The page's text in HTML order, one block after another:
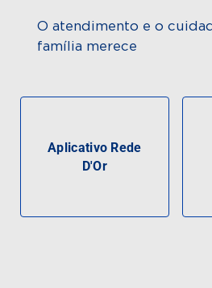
O atendimento e o
família merece
Aplicativo Rede
D'Or